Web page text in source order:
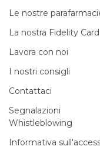
Le nostre
La nostra Fidelity Card
Lavora con noi
I nostri consigli
Contattaci
Segnalazioni
Whistleblowing
Informativa